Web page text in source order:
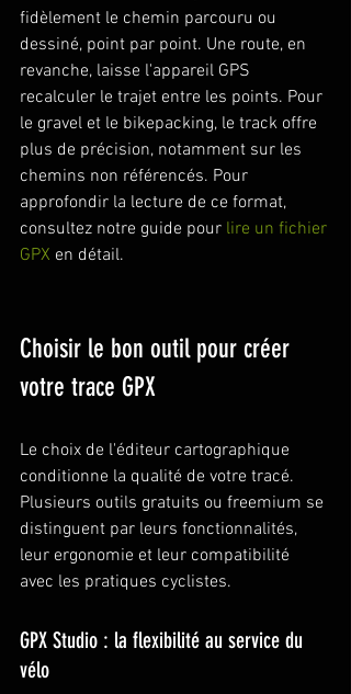
fidèlement le chemin parcouru ou
dessiné, point par point. Une route, en
revanche, laisse l'appareil GPS
recalculer le trajet entre les points. Pour
le gravel et le bikepacking, le track offre
plus de précision, notamment sur les
chemins non référencés. Pour
approfondir la lecture de ce format,
consultez notre guide pour lire un fichier
GPX en détail.
Choisir le bon outil pour créer
votre trace GPX
Le choix de l'éditeur cartographique
conditionne la qualité de votre tracé.
Plusieurs outils gratuits ou freemium se
distinguent par leurs fonctionnalités,
leur ergonomie et leur compatibilité
avec les pratiques cyclistes.
GPX Studio : la flexibilité au service du
vélo